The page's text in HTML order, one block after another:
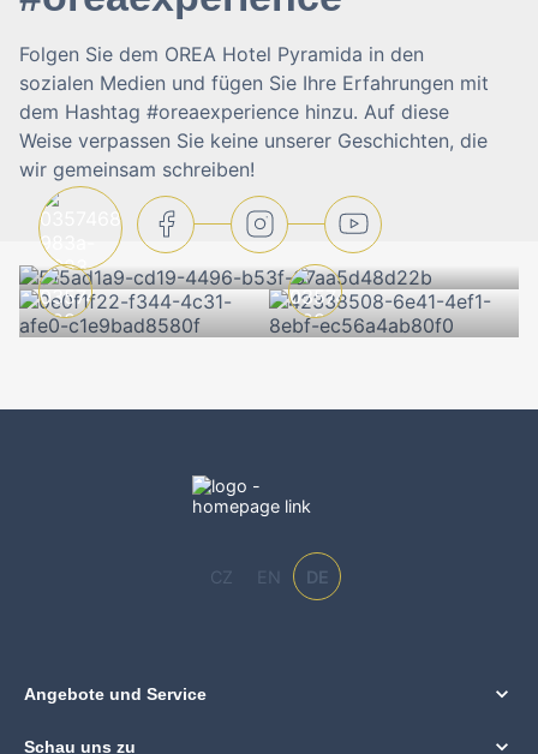
Folgen Sie dem OREA Hotel Pyramida in den
sozialen Medien und fügen Sie Ihre Erfahrungen mit
dem Hashtag #oreaexperience hinzu. Auf diese
Weise verpassen Sie keine unserer Geschichten, die
wir gemeinsam schreiben!
CZ EN DE
Angebote und Service
Schau uns zu